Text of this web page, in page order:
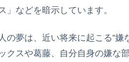
」などを暗示しています。
の夢は、近い将来に起こる”
クスや葛藤、自分自身の嫌な